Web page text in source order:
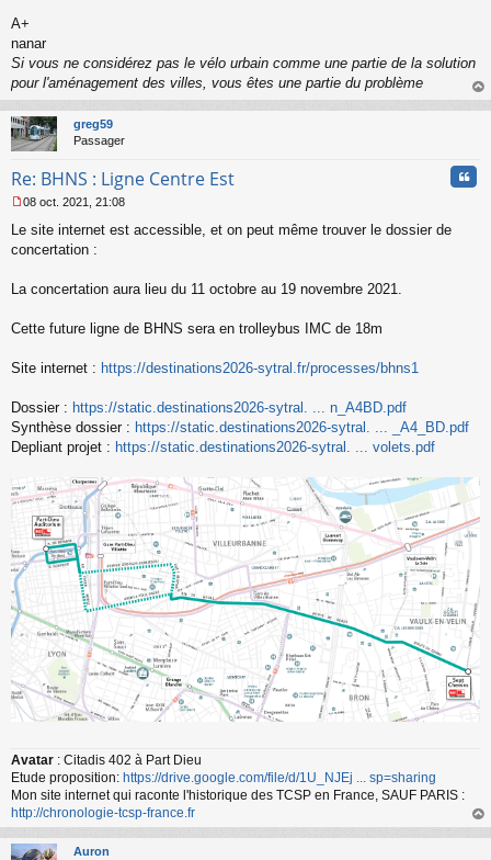
A+
nanar
Si vous ne considérez pas le vélo urbain comme une partie de la solution
pour l'aménagement des villes, vous êtes une partie du problème
au
greg59
Passager
Re: BHNS : Ligne Centre Est
e
s
g
n
n
08 oct. 2021, 21:08
Le site internet est accessible, et on peut même trouver le dossier de
concertation :
La concertation aura lieu du 11 octobre au 19 novembre 2021.
Cette future ligne de BHNS sera en trolleybus IMC de 18m
Site internet : https://destinations2026-sytral.fr/processes/bhns1
Dossier : https://static.destinations2026-sytral. ... n_A4BD.pdf
Synthèse dossier : https://static.destinations2026-sytral. ... _A4_BD.pdf
Depliant projet : https://static.destinations2026-sytral. ... volets.pdf
Avatar : Citadis 402 à Part Dieu
Etude proposition: https://drive.google.com/file/d/1U_NJEj ... sp=sharing
Mon site internet qui raconte l'historique des TCSP en France, SAUF PARIS :
http://chronologie-tcsp-france.fr
au
Auron